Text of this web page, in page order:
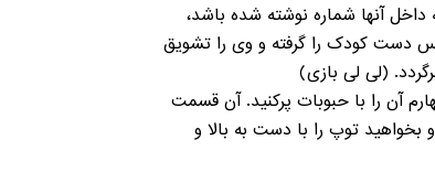
داخل آنها شماره نوشته شده باشد،
دست کودک را گرفته و وی را تشویق
(لی لی بازی)
آن را با حبوبات پرکنید. آن قسمت
بخواهید توپ را با دست به بالا و